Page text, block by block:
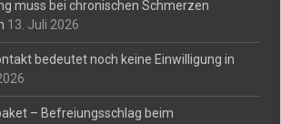
muss bei chronischen Schmerzen
13. Juli 2026
bedeutet noch keine Einwilligung in
– Befreiungsschlag beim